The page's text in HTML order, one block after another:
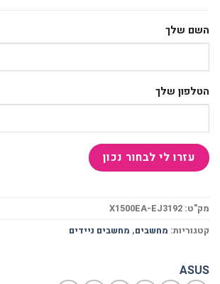
השם שלך
הטלפון שלך
מק"ט:X1500EA-EJ3192
קטגוריות:מחשבים,מחשבים ניידים
ASUS